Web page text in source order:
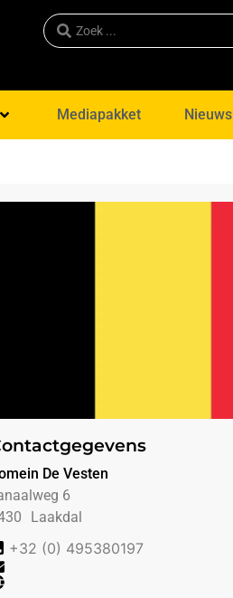
Mediapakket Nieuws
De Vesten
6
Laakdal
+32 (0) 495380197